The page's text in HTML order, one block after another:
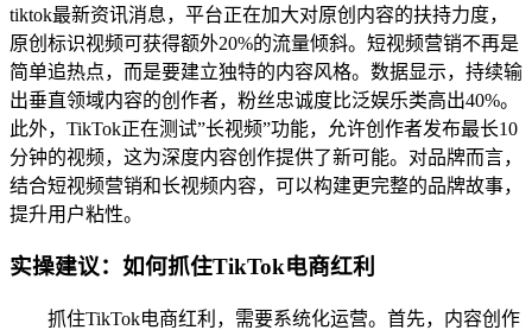
tiktok最新资讯消息，平台正在加大对原创内容的扶持力度，
原创标识视频可获得额外20%的流量倾斜。短视频营销不再是
简单追热点，而是要建立独特的内容风格。数据显示，持续输
出垂直领域内容的创作者，粉丝忠诚度比泛娱乐类高出40%。
此外，TikTok正在测试”长视频”功能，允许创作者发布最长10
分钟的视频，这为深度内容创作提供了新可能。对品牌而言，
结合短视频营销和长视频内容，可以构建更完整的品牌故事，
提升用户粘性。
实操建议：如何抓住TikTok电商红利
抓住TikTok电商红利，需要系统化运营。首先，内容创作